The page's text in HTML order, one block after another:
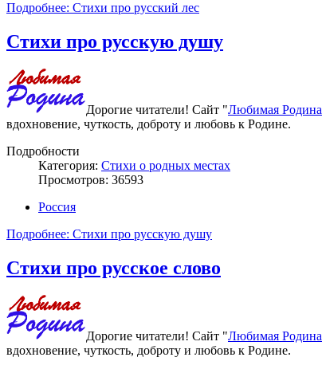
Подробнее: Стихи про русский лес
Стихи про русскую душу
Дорогие читатели! Сайт "Любимая Родина
вдохновение, чуткость, доброту и любовь к Родине.
Подробности
Категория: Стихи о родных местах
Просмотров: 36593
Россия
Подробнее: Стихи про русскую душу
Стихи про русское слово
Дорогие читатели! Сайт "Любимая Родина
вдохновение, чуткость, доброту и любовь к Родине.